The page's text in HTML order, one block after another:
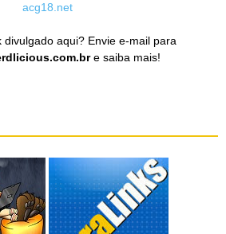
acg18.net
divulgado aqui? Envie e-mail para
e saiba mais!